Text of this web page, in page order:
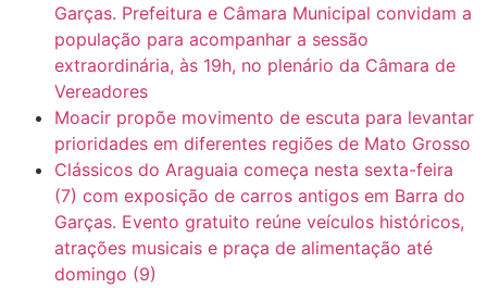
Garças. Prefeitura e Câmara Municipal convidam a
população para acompanhar a sessão
extraordinária, às 19h, no plenário da Câmara de
Vereadores
Moacir propõe movimento de escuta para levantar
prioridades em diferentes regiões de Mato Grosso
Clássicos do Araguaia começa nesta sexta-feira
(7) com exposição de carros antigos em Barra do
Garças. Evento gratuito reúne veículos históricos,
atrações musicais e praça de alimentação até
domingo (9)